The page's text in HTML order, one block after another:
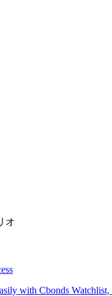
オ
with Cbonds